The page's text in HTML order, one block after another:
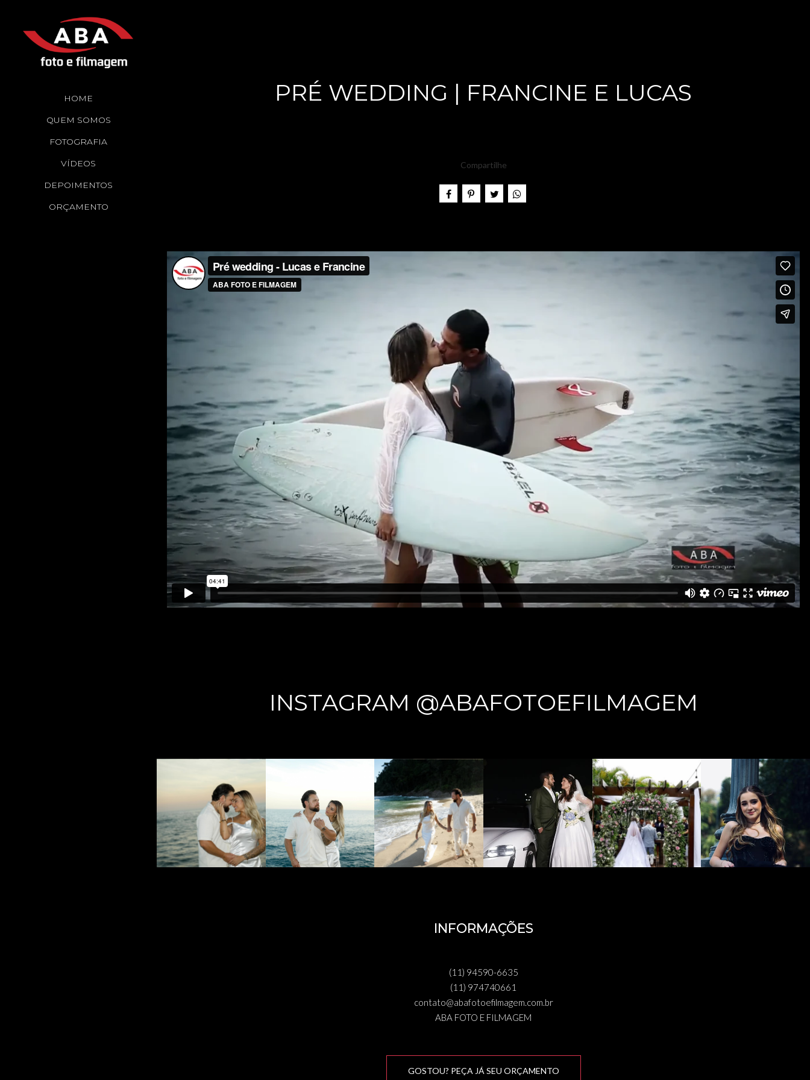
HOME
QUEM SOMOS
FOTOGRAFIA
VÍDEOS
DEPOIMENTOS
ORÇAMENTO
PRÉ WEDDING | FRANCINE E LUCAS
Compartilhe
INSTAGRAM @ABAFOTOEFILMAGEM
INFORMAÇÕES
(11) 94590-6635
(11) 974740661
contato@abafotoefilmagem.com.br
ABA FOTO E FILMAGEM
GOSTOU? PEÇA JÁ SEU ORÇAMENTO